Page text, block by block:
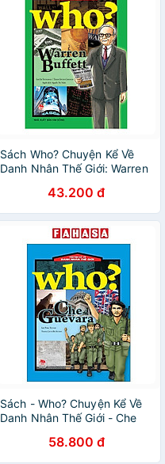
Sách Who? Chuyện Kể Về
Danh Nhân Thế Giới: Warren
43.200 đ
Sách - Who? Chuyện Kể Về
Danh Nhân Thế Giới - Che
58.800 đ